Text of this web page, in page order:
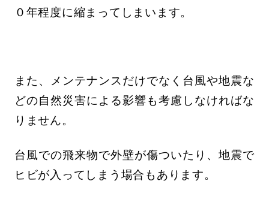
０年程度に縮まってしまいます。
また、メンテナンスだけでなく台風や地震な
どの自然災害による影響も考慮しなければな
りません。
台風での飛来物で外壁が傷ついたり、地震で
ヒビが入ってしまう場合もあります。